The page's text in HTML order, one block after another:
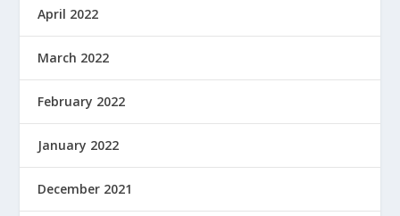
April 2022
March 2022
February 2022
January 2022
December 2021